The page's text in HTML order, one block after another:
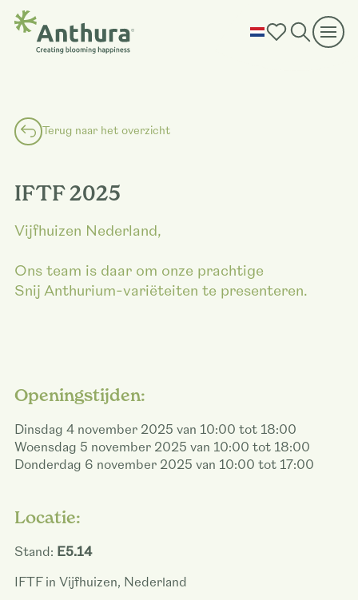
Terug naar het overzicht
IFTF 2025
Vijfhuizen Nederland,
Ons team is daar om onze prachtige
Snij Anthurium-variëteiten te presenteren.
Openingstijden:
Dinsdag 4 november 2025 van 10:00 tot 18:00
Woensdag 5 november 2025 van 10:00 tot 18:00
Donderdag 6 november 2025 van 10:00 tot 17:00
Locatie:
Stand: E5.14
IFTF in Vijfhuizen, Nederland